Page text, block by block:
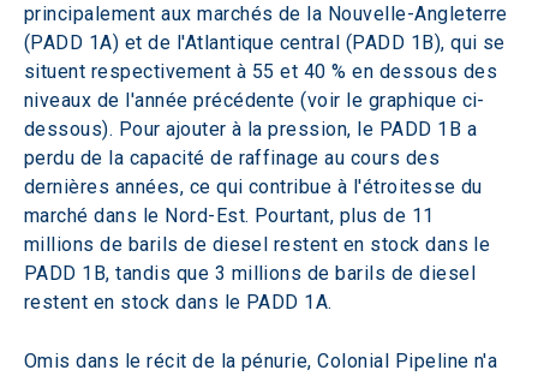
principalement aux marchés de la Nouvelle-Angleterre
(PADD 1A) et de l'Atlantique central (PADD 1B), qui se
situent respectivement à 55 et 40 % en dessous des
niveaux de l'année précédente (voir le graphique ci-
dessous). Pour ajouter à la pression, le PADD 1B a
perdu de la capacité de raffinage au cours des
dernières années, ce qui contribue à l'étroitesse du
marché dans le Nord-Est. Pourtant, plus de 11
millions de barils de diesel restent en stock dans le
PADD 1B, tandis que 3 millions de barils de diesel
restent en stock dans le PADD 1A.
Omis dans le récit de la pénurie, Colonial Pipeline n'a